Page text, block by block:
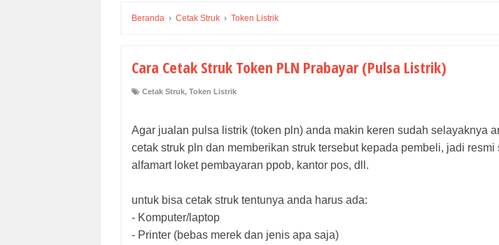
Beranda › Cetak Struk › Token Listrik
Cara Cetak Struk Token PLN Prabayar (Pulsa Listrik)
Cetak Struk, Token Listrik
Agar jualan pulsa listrik (token pln) anda makin keren sudah selayaknya
cetak struk pln dan memberikan struk tersebut kepada pembeli, jadi resmi
alfamart loket pembayaran ppob, kantor pos, dll.
untuk bisa cetak struk tentunya anda harus ada:
- Komputer/laptop
- Printer (bebas merek dan jenis apa saja)